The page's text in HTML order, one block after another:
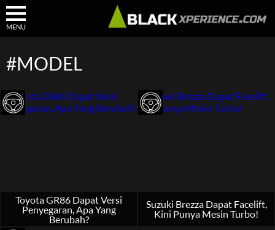
MENU
#MODEL
Toyota GR86 Dapat Versi
Penyegaran, Apa Yang
Berubah?
Suzuki Brezza Dapat Facelift,
Kini Punya Mesin Turbo!